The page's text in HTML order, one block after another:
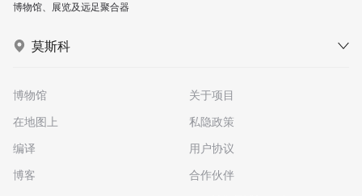
博物馆、展览及远足聚合器
莫斯科
博物馆
在地图上
编译
博客
关于项目
私隐政策
用户协议
合作伙伴